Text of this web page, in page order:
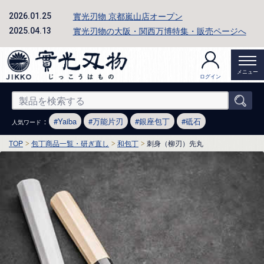
2026.01.25 實光刃物 京都嵐山店オープン
2025.04.13 實光刃物の大阪・関西万博特集・販売ページへ
ログイン
メニュー
人気ワード ： Yaiba 万能片刃 銀座包丁 砥石
TOP 包丁商品一覧・研ぎ直し 和包丁 刺身（柳刃）先丸